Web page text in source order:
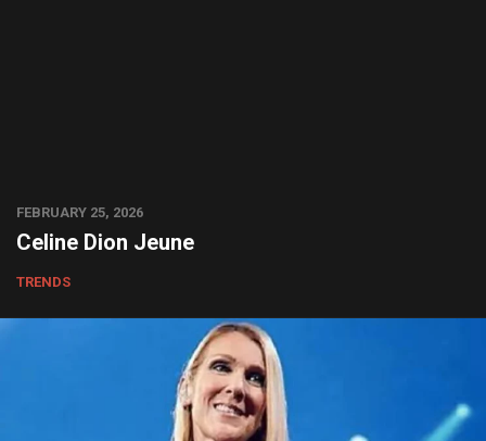
FEBRUARY 25, 2026
Celine Dion Jeune
TRENDS